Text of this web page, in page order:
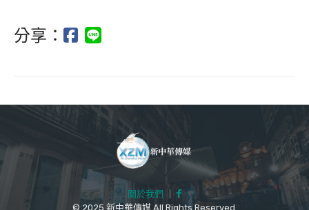
分享：
關於我們
｜
© 2025 新中華傳媒 All Rights Reserved.